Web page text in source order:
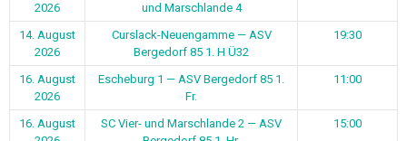
2026
und Marschlande 4
14. August
2026
Curslack-Neuengamme — ASV
Bergedorf 85 1. H Ü32
19:30
16. August
2026
Escheburg 1 — ASV Bergedorf 85 1.
Fr.
11:00
16. August
SC Vier- und Marschlande 2 — ASV
15:00